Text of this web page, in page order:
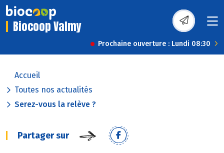
Biocoop Valmy
Prochaine ouverture : Lundi 08:30
Accueil
Toutes nos actualités
Serez-vous la relève ?
Partager sur